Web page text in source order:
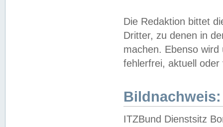
Die Redaktion bittet
Dritter, zu denen in
machen. Ebenso
fehlerfrei, aktuell oder
Bildnachweis:
ITZBund Dienstsitz